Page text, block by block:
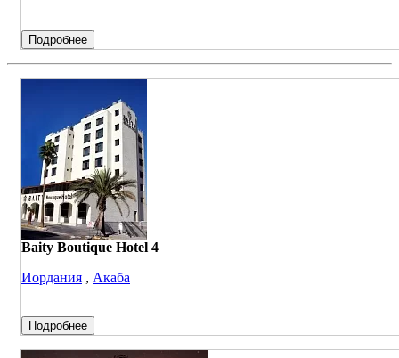
Подробнее
Baity Boutique Hotel 4
Иордания , Акаба
Подробнее